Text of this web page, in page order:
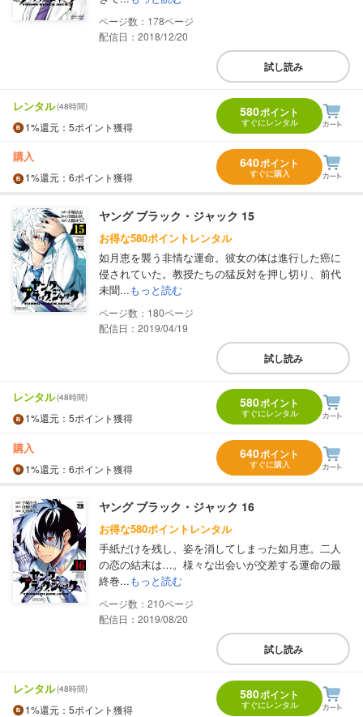
178
配信日：2018/12/20
試し読み
レンタル(48時間)
1%還元 ：5ポイント獲得
580ポイント
すぐにレンタル
購入
1%還元 ：6ポイント獲得
640ポイント
すぐに購入
ヤング ブラック・ジャック 15
お得な580ポイントレンタル
如月恵を襲う非情な運命。彼女の体は進行した癌に
侵されていた。教授たちの猛反対を押し切り、前代
未聞...もっと読む
180
配信日：2019/04/19
試し読み
レンタル(48時間)
1%還元 ：5ポイント獲得
580ポイント
すぐにレンタル
購入
1%還元 ：6ポイント獲得
640ポイント
すぐに購入
ヤング ブラック・ジャック 16
お得な580ポイントレンタル
手紙だけを残し、姿を消してしまった如月恵。二人
の恋の結末は…。様々な出会いが交差する運命の最
終巻...もっと読む
210
配信日：2019/08/20
試し読み
レンタル(48時間)
1%還元 ：5ポイント獲得
580ポイント
すぐにレンタル